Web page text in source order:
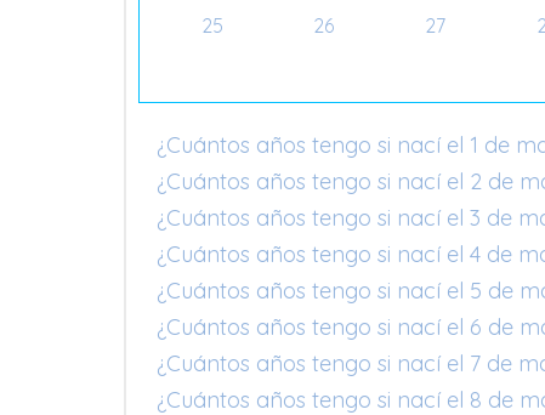
25
26 27
¿Cuántos años tengo si nací el 1 de
¿Cuántos años tengo si nací el 2 de
¿Cuántos años tengo si nací el 3 de
¿Cuántos años tengo si nací el 4 de
¿Cuántos años tengo si nací el 5 de
¿Cuántos años tengo si nací el 6 de
¿Cuántos años tengo si nací el 7 de
¿Cuántos años tengo si nací el 8 de